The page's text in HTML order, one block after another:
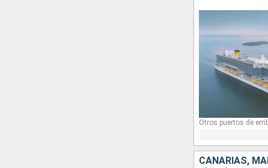
Otros puertos de
CANARIAS,